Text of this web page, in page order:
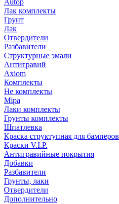
Autop
Лак комплекты
Грунт
Лак
Отвердители
Разбавители
Структурные эмали
Антигравий
Axiom
Комплекты
Не комплекты
Mipa
Лаки комплекты
Грунты комплекты
Шпатлевка
Краска структупная для бамперов
Краски V.I.P.
Антигравийные покрытия
Добавки
Разбавители
Грунты, лаки
Отвердители
Дополнительно